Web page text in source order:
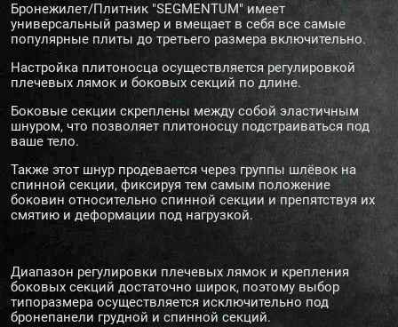
Бронежилет/Плитник "SEGMENTUM" имеет
универсальный размер и вмещает в себя все самые
популярные плиты до третьего размера включительно.
Настройка плитоносца осуществляется регулировкой
плечевых лямок и боковых секций по длине.
Боковые секции скреплены между собой эластичным
шнуром, что позволяет плитоносцу подстраиваться под
ваше тело.
Также этот шнур продевается через группы шлёвок на
спинной секции, фиксируя тем самым положение
боковин относительно спинной секции и препятствуя их
смятию и деформации под нагрузкой.
Диапазон регулировки плечевых лямок и крепления
боковых секций достаточно широк, поэтому выбор
типоразмера осуществляется исключительно под
бронепанели грудной и спинной секций.